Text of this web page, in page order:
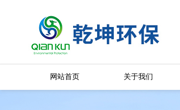
网站首页 关于我们